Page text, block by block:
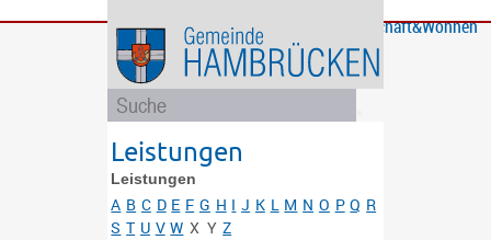
Bürgerservice
GemeindeBildung
und
Soziales
Rathaus
und
Politik
Wirtschaft&Wohnen
Leistungen
Leistungen
A B C D E F G H I J K L M N O P Q R
S T U V W X Y Z